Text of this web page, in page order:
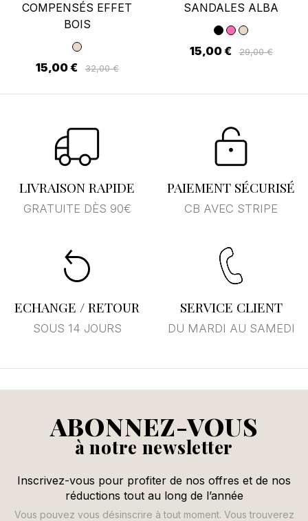
COMPENSÉS EFFET
BOIS
15,00 € 32,00 €
SANDALES ALBA
15,00 € 29,00 €
LIVRAISON RAPIDE
GRATUITE DÈS 90€
PAIEMENT SÉCURISÉ
CB AVEC STRIPE
ECHANGE / RETOUR
SOUS 14 JOURS
SERVICE CLIENT
DU MARDI AU SAMEDI
ABONNEZ-VOUS
à notre newsletter
Inscrivez-vous pour profiter de nos offres et de nos
réductions tout au long de l’année
Vous pouvez vous désinscrire à tout moment. Vous trouverez